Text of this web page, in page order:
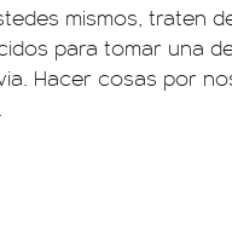
mismos, traten
para tomar una
Hacer cosas por